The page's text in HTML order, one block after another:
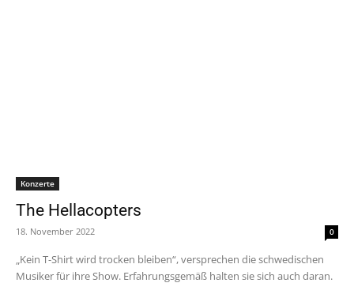
Konzerte
The Hellacopters
18. November 2022 0
„Kein T-Shirt wird trocken bleiben“, versprechen die schwedischen
Musiker für ihre Show. Erfahrungsgemäß halten sie sich auch daran.